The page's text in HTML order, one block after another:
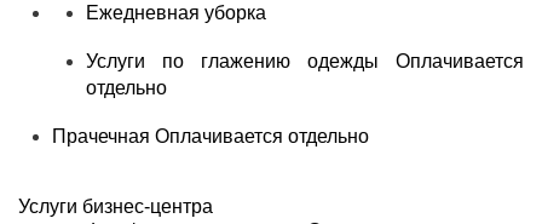
Ежедневная уборка
Услуги по глажению одежды Оплачивается
отдельно
Прачечная Оплачивается отдельно
Услуги бизнес-центра